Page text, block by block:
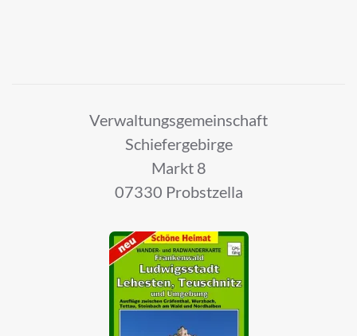
Verwaltungsgemeinschaft
Schiefergebirge
Markt 8
07330 Probstzella